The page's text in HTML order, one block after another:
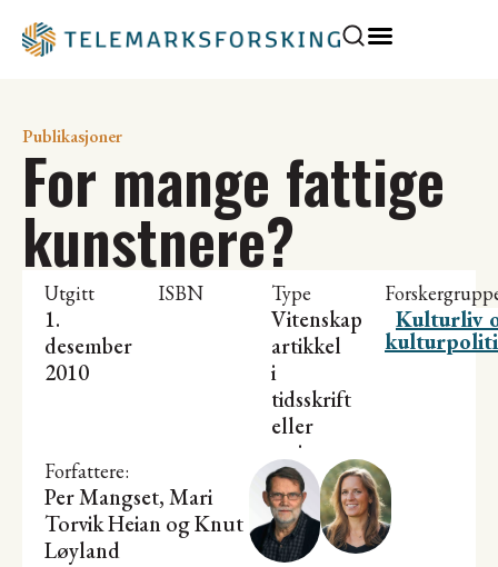
Publikasjoner
For mange fattige
kunstnere?
Utgitt
1.
desember
2010
ISBN Type
Vitenskapelig
artikkel
i
tidsskrift
eller
serier
Kulturliv
Forfattere:
Per Mangset,Mari
Torvik Heian og Knut
Løyland